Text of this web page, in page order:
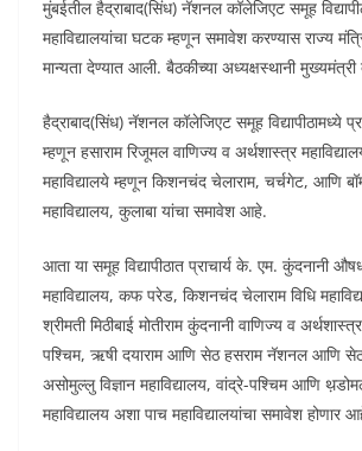
मुंबईतील हैद्राबाद(सिंध) नॅशनल कॉलेजिएट समूह
महाविद्यालयांचा घटक म्हणून समावेश करण्यास राज्य
मान्यता देण्यात आली. बैठकीच्या अध्यक्षस्थानी
हैद्राबाद(सिंध) नॅशनल कॉलेजिएट समूह विद्यापीठामध्ये
म्हणून हसाराम रिजूमल वाणिज्य व अर्थशास्त्र
महाविद्यालये म्हणून किशनचंद चेलाराम, चर्चगेट, आणि
महाविद्यालय, कुलाबा यांचा समावेश आहे.
आता या समूह विद्यापीठात प्राचार्य के. एम. कुंदनानी
महाविद्यालय, कफ परेड, किशनचंद चेलाराम विधि
श्रीमती मिठीबाई मोतीराम कुंदनानी वाणिज्य व
पश्चिम, ऋषी दयाराम आणि सेठ हसराम नॅशनल आणि सेठ
असोमुल्लु विज्ञान महाविद्यालय, वांद्रे-पश्चिम आणि
महाविद्यालय अशा पाच महाविद्यालयांचा समावेश होणार